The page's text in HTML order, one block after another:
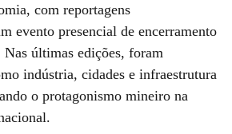
com reportagens
evento presencial de encerramento
últimas edições, foram
indústria, cidades e infraestrutura
o protagonismo mineiro na